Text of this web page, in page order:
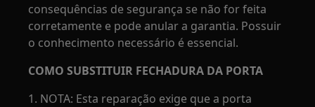
consequências de segurança se não for feita
corretamente e pode anular a garantia. Possuir
o conhecimento necessário é essencial.
COMO SUBSTITUIR FECHADURA DA PORTA
1. NOTA: Esta reparação exige que a porta